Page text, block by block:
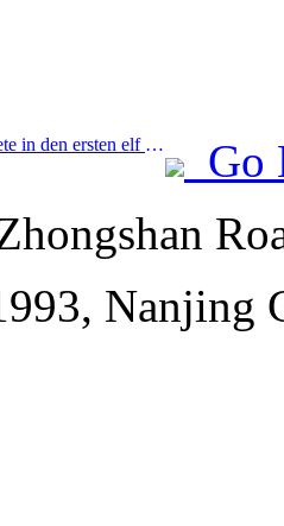
Prev:Shanghai verzeichnete in den ersten elf Monaten des Jahres 8,282 Millionen ankommende Touristen und übertraf damit die anfänglichen Erwartungen.
Go
Nanjing